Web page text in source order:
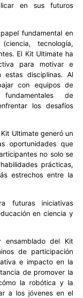
en sus futuros
fundamental en
tecnología,
El Kit Ultimate ha
para motivar e
estas disciplinas. Al
con equipos de
de
los desafíos
Ultimate generó un
oportunidades que
no solo se
prácticas,
estrechos entre la
futuras iniciativas
en ciencia y
ensamblado del Kit
de participación
e impacto en la
de promover la
la robótica y la
a los jóvenes en el